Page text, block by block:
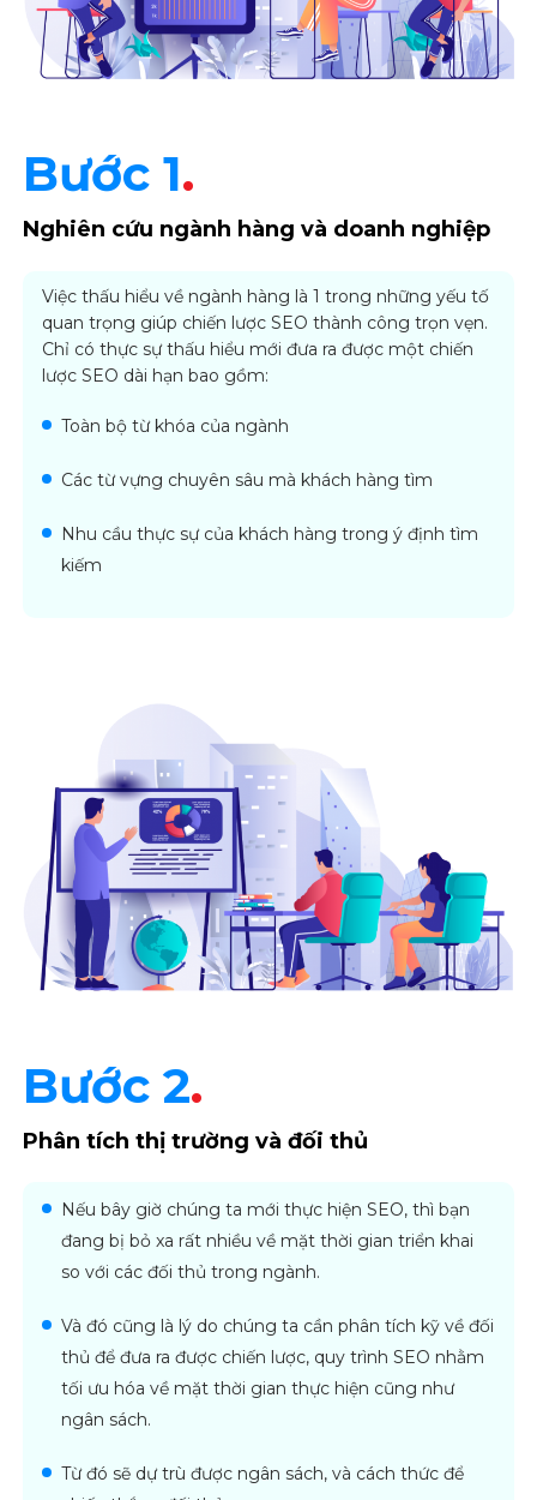
Bước 1.
Nghiên cứu ngành hàng và doanh nghiệp
Việc thấu hiểu về ngành hàng là 1 trong những yếu tố
quan trọng giúp chiến lược SEO thành công trọn vẹn.
Chỉ có thực sự thấu hiểu mới đưa ra được một chiến
lược SEO dài hạn bao gồm:
Toàn bộ từ khóa của ngành
Các từ vựng chuyên sâu mà khách hàng tìm
Nhu cầu thực sự của khách hàng trong ý định tìm
kiếm
Bước 2.
Phân tích thị trường và đối thủ
Nếu bây giờ chúng ta mới thực hiện SEO, thì bạn
đang bị bỏ xa rất nhiều về mặt thời gian triển khai
so với các đối thủ trong ngành.
Và đó cũng là lý do chúng ta cần phân tích kỹ về đối
thủ để đưa ra được chiến lược, quy trình SEO nhằm
tối ưu hóa về mặt thời gian thực hiện cũng như
ngân sách.
Từ đó sẽ dự trù được ngân sách, và cách thức để